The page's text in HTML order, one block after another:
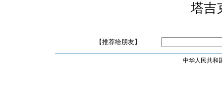
塔吉
【推荐给朋友】
中华人民共和